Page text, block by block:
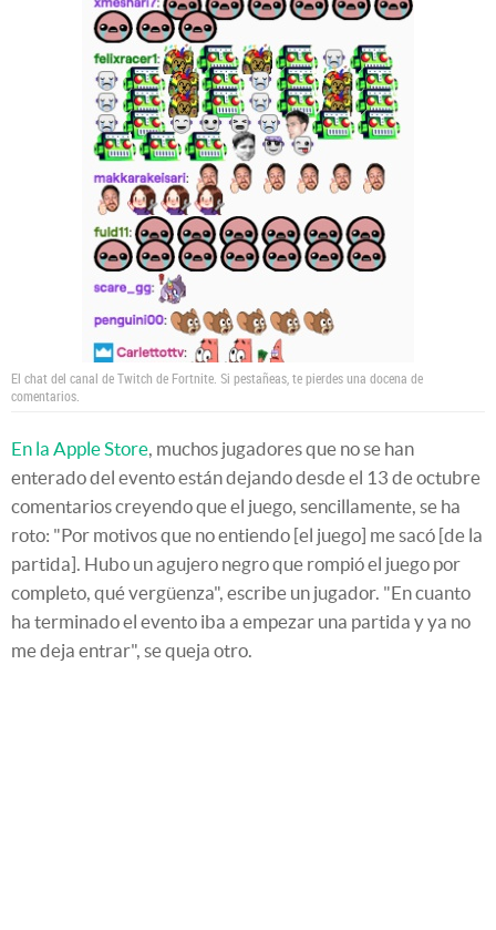
El chat del canal de Twitch de Fortnite. Si pestañeas, te pierdes una docena de
comentarios.
En la Apple Store, muchos jugadores que no se han
enterado del evento están dejando desde el 13 de octubre
comentarios creyendo que el juego, sencillamente, se ha
roto: "Por motivos que no entiendo [el juego] me sacó [de la
partida]. Hubo un agujero negro que rompió el juego por
completo, qué vergüenza", escribe un jugador. "En cuanto
ha terminado el evento iba a empezar una partida y ya no
me deja entrar", se queja otro.